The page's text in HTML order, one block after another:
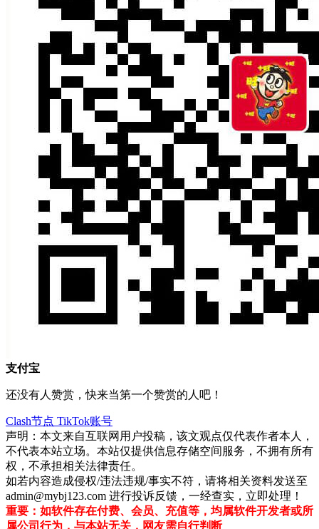
支付宝
还没有人赞赏，快来当第一个赞赏的人吧！
Clash节点 TikTok账号
声明：本文来自互联网用户投稿，该文观点仅代表作者本人，
不代表本站立场。本站仅提供信息存储空间服务，不拥有所有
权，不承担相关法律责任。
如若内容造成侵权/违法违规/事实不符，请将相关资料发送至
admin@mybj123.com 进行投诉反馈，一经查实，立即处理！
重要：如软件存在付费、会员、充值等，均属软件开发者或所
属公司行为，与本站无关，网友需自行判断